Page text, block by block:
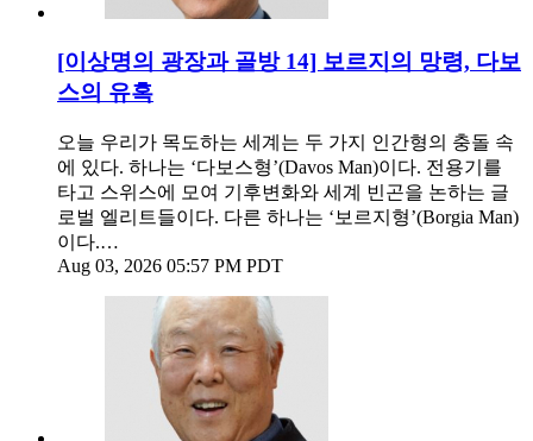
[이상명의 광장과 골방 14] 보르지의 망령, 다보
스의 유혹
오늘 우리가 목도하는 세계는 두 가지 인간형의 충돌 속
에 있다. 하나는 ‘다보스형’(Davos Man)이다. 전용기를
타고 스위스에 모여 기후변화와 세계 빈곤을 논하는 글
로벌 엘리트들이다. 다른 하나는 ‘보르지형’(Borgia Man)
이다.…
Aug 03, 2026 05:57 PM PDT